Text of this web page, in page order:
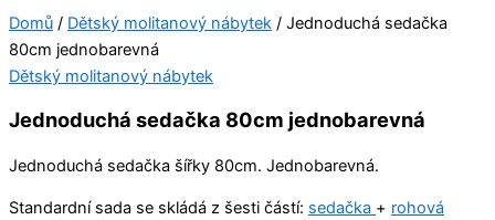
Domů / Dětský molitanový nábytek / Jednoduchá sedačka
80cm jednobarevná
Dětský molitanový nábytek
Jednoduchá sedačka 80cm jednobarevná
Jednoduchá sedačka šířky 80cm. Jednobarevná.
Standardní sada se skládá z šesti částí: sedačka + rohová